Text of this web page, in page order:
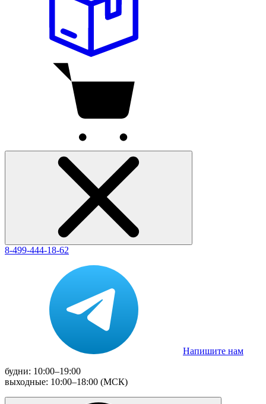
8-499-444-18-62
Напишите нам
будни: 10:00–19:00
выходные: 10:00–18:00 (МСК)